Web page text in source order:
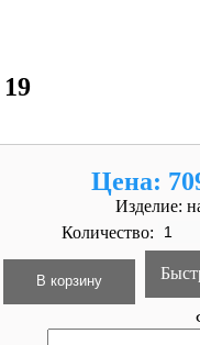
Цена:
Изделие:
Количество: